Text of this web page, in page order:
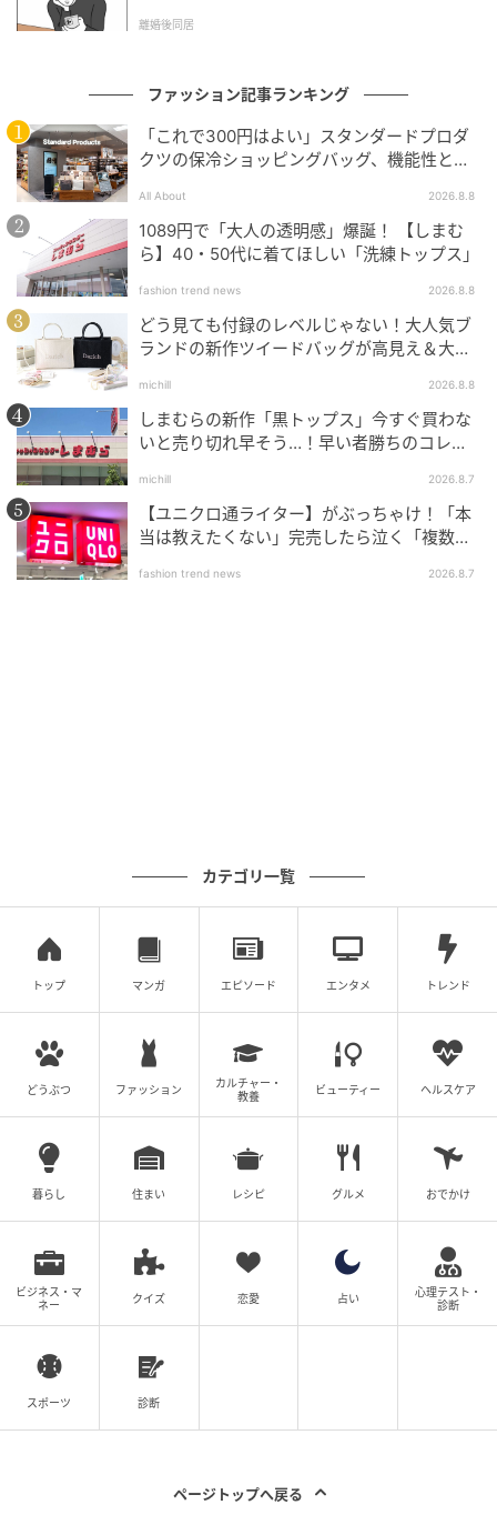
離婚後同居
ファッション記事ランキング
「これで300円はよい」スタンダードプロダ
クツの保冷ショッピングバッグ、機能性とデ
All About 2026.8.8
1089円で「大人の透明感」爆誕！ 【しまむ
ら】40・50代に着てほしい「洗練トップス」
fashion trend news 2026.8.8
どう見ても付録のレベルじゃない！大人気ブ
ランドの新作ツイードバッグが高見え＆大容
michill 2026.8.8
しまむらの新作「黒トップス」今すぐ買わな
いと売り切れ早そう…！早い者勝ちのコレ買
michill 2026.8.7
【ユニクロ通ライター】がぶっちゃけ！「本
当は教えたくない」完売したら泣く「複数買
fashion trend news 2026.8.7
カテゴリ一覧
トップ マンガ エピソード エンタメ トレンド
どうぶつ ファッション
カルチャー・
教養
ビューティー ヘルスケア
暮らし 住まい レシピ グルメ おでかけ
ビジネス・マ
ネー
クイズ 恋愛 占い
心理テスト・
診断
スポーツ 診断
ページトップへ戻る